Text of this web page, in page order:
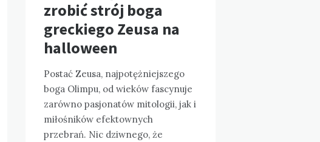
zrobić strój boga
greckiego Zeusa na
halloween
Postać Zeusa, najpotężniejszego
boga Olimpu, od wieków fascynuje
zarówno pasjonatów mitologii, jak i
miłośników efektownych
przebrań. Nic dziwnego, że